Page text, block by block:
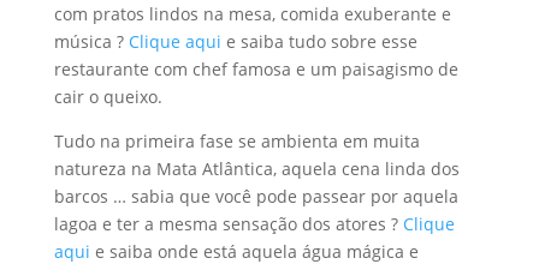
com pratos lindos na mesa, comida exuberante e
música ? Clique aqui e saiba tudo sobre esse
restaurante com chef famosa e um paisagismo de
cair o queixo.
Tudo na primeira fase se ambienta em muita
natureza na Mata Atlântica, aquela cena linda dos
barcos … sabia que você pode passear por aquela
lagoa e ter a mesma sensação dos atores ? Clique
aqui e saiba onde está aquela água mágica e